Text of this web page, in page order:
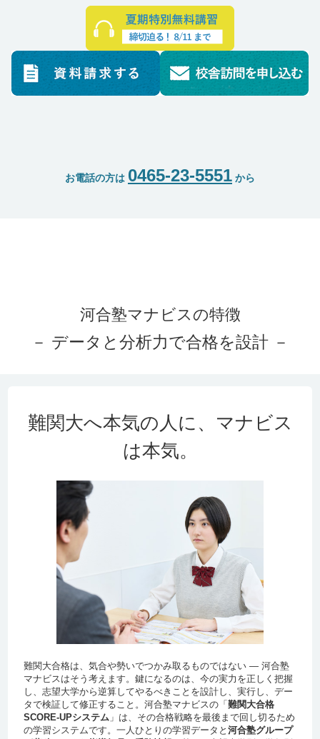
お電話の方は 0465-23-5551 から
河合塾マナビスの特徴
－ データと分析力で合格を設計 －
難関大へ本気の人に、マナビス
は本気。
難関大合格は、気合や勢いでつかみ取るものではない ― 河合塾
マナビスはそう考えます。鍵になるのは、今の実力を正しく把握
し、志望大学から逆算してやるべきことを設計し、実行し、デー
タで検証して修正すること。河合塾マナビスの「 難関大合格
SCORE-UPシステム 」は、その合格戦略を最後まで回し切るため
の学習システムです。一人ひとりの学習データと 河合塾グループ